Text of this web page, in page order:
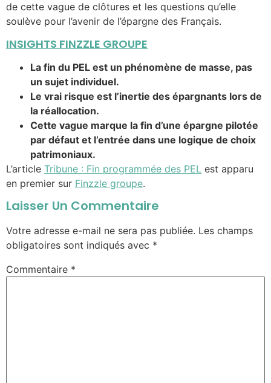
de cette vague de clôtures et les questions qu’elle
soulève pour l’avenir de l’épargne des Français.
INSIGHTS FINZZLE GROUPE
La fin du PEL est un phénomène de masse, pas
un sujet individuel.
Le vrai risque est l’inertie des épargnants lors de
la réallocation.
Cette vague marque la fin d’une épargne pilotée
par défaut et l’entrée dans une logique de choix
patrimoniaux.
L’article Tribune : Fin programmée des PEL est apparu
en premier sur Finzzle groupe.
Laisser Un Commentaire
Votre adresse e-mail ne sera pas publiée. Les champs
obligatoires sont indiqués avec *
Commentaire *